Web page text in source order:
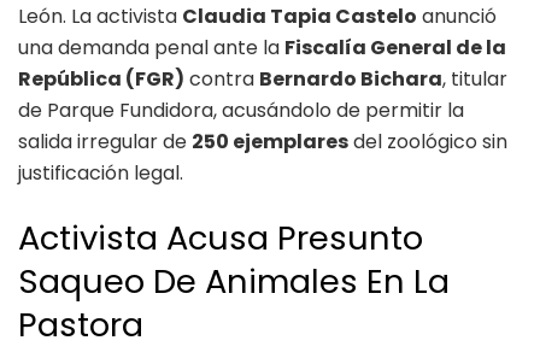
León. La activista Claudia Tapia Castelo anunció
una demanda penal ante la Fiscalía General de la
República (FGR) contra Bernardo Bichara, titular
de Parque Fundidora, acusándolo de permitir la
salida irregular de 250 ejemplaresdel zoológico sin
justificación legal.
Activista Acusa Presunto
Saqueo De Animales En La
Pastora